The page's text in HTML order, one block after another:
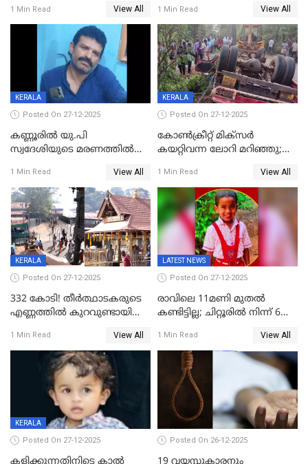
എട്ട് പേര്‍ ഉള്‍പ്പെടെ
പത്തുപേരെ പുറത്താക്കി,
ചൊവ്വന്നൂരിലും നടപടി
1 Min Read View All
അപകടം മലപ്പുറത്ത്
1 Min Read View All
KERALA
Posted On 27-12-2025
കണ്ണൂരിൽ യു.പി
സ്വദേശിയുടെ മരണത്തിൽ
കേസ്; തർക്കമുണ്ടായത്
ഫേഷ്യലിന് 300 രൂപ
ആവശ്യപ്പെട്ടതിനെച്ചൊല്ലി
1 Min Read View All
KERALA
Posted On 27-12-2025
കോണ്‍ക്രീറ്റ് മിക്‌സര്‍
കയറ്റിവന്ന ലോറി മറിഞ്ഞു;
അപകടം കണ്ണൂരിൽ
1 Min Read View All
KERALA
Posted On 27-12-2025
332 കോടി! തീർത്ഥാടകരുടെ
എണ്ണത്തിൽ കുറവുണ്ടായിട്ടും
കുതിച്ചുയരുന്നു
1 Min Read View All
LATEST NEWS
Posted On 27-12-2025
രാവിലെ 11മണി മുതൽ
കണ്ടിട്ടില്ല; ചിറ്റൂരിൽ നിന്ന് 6
1 Min Read View All
KERALA
Posted On 27-12-2025 Posted On 26-12-2025